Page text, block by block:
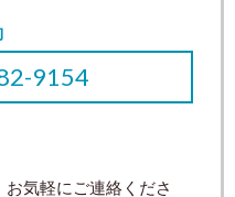
9154
気軽にご連絡くださ